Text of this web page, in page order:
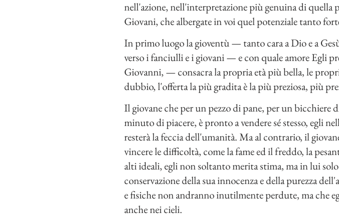
nell'azione, nell'interpretazione più genuina di quella
Giovani, che albergate in voi quel potenziale tanto
In primo luogo la gioventù — tanto cara a Dio e a
verso i fanciulli e i giovani — e con quale amore Egli
Giovanni, — consacra la propria età più bella, le
dubbio, l'offerta la più gradita è la più preziosa, più
Il giovane che per un pezzo di pane, per un
minuto di piacere, è pronto a vendere sé stesso, egli
resterà la feccia dell'umanità. Ma al contrario, il
vincere le difficoltà, come la fame ed il freddo, la
alti ideali, egli non soltanto merita stima, ma in lui
conservazione della sua innocenza e della purezza
e fisiche non andranno inutilmente perdute, ma che
anche nei cieli.